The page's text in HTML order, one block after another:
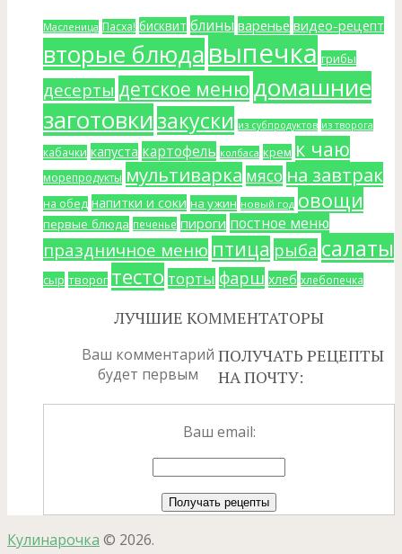
Масленица Пасха! бисквит блины варенье видео-рецепт
вторые блюдавыпечка грибы
десерты детское меню домашние
заготовкизакуски из субпродуктов из творога
кабачки капуста картофель колбаса крем к чаю
морепродукты мультиварка мясо на завтрак
на обед напитки и соки на ужин новый год овощи
первые блюда печенье пироги постное меню
праздничное меню птица рыба салаты
сыр творог тесто торты фарш хлеб хлебопечка
ЛУЧШИЕ КОММЕНТАТОРЫ
Ваш комментарий
будет первым
ПОЛУЧАТЬ РЕЦЕПТЫ
НА ПОЧТУ:
Ваш email:
Кулинарочка © 2026.